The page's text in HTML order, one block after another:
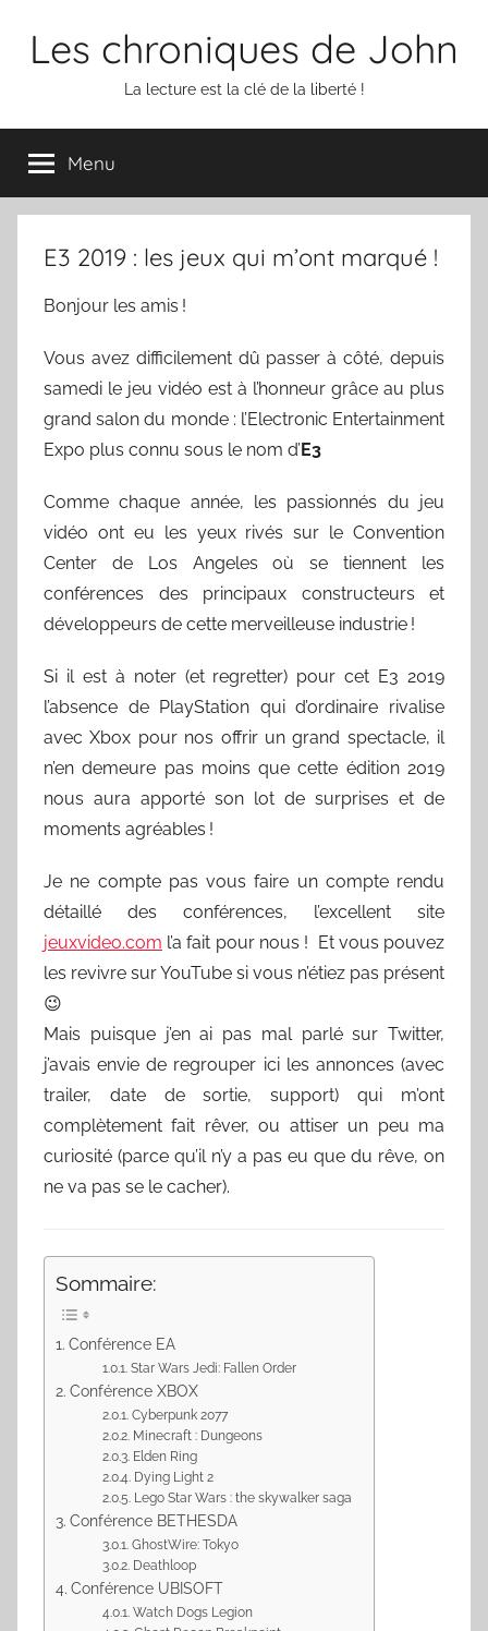
Les chroniques de John
La lecture est la clé de la liberté !
Menu
E3 2019 : les jeux qui m’ont marqué !
Bonjour les amis !
Vous avez difficilement dû passer à côté, depuis
samedi le jeu vidéo est à l’honneur grâce au plus
grand salon du monde : l’Electronic Entertainment
Expo plus connu sous le nom d’E3
Comme chaque année, les passionnés du jeu
vidéo ont eu les yeux rivés sur le Convention
Center de Los Angeles où se tiennent les
conférences des principaux constructeurs et
développeurs de cette merveilleuse industrie !
Si il est à noter (et regretter) pour cet E3 2019
l’absence de PlayStation qui d’ordinaire rivalise
avec Xbox pour nos offrir un grand spectacle, il
n’en demeure pas moins que cette édition 2019
nous aura apporté son lot de surprises et de
moments agréables !
Je ne compte pas vous faire un compte rendu
détaillé des conférences, l’excellent site
jeuxvideo.com l’a fait pour nous ! Et vous pouvez
les revivre sur YouTube si vous n’étiez pas présent
😉
Mais puisque j’en ai pas mal parlé sur Twitter,
j’avais envie de regrouper ici les annonces (avec
trailer, date de sortie, support) qui m’ont
complètement fait rêver, ou attiser un peu ma
curiosité (parce qu’il n’y a pas eu que du rêve, on
ne va pas se le cacher).
Sommaire:
Conférence EA
Star Wars Jedi: Fallen Order
Conférence XBOX
Cyberpunk 2077
Minecraft : Dungeons
Elden Ring
Dying Light 2
Lego Star Wars : the skywalker saga
Conférence BETHESDA
GhostWire: Tokyo
Deathloop
Conférence UBISOFT
Watch Dogs Legion